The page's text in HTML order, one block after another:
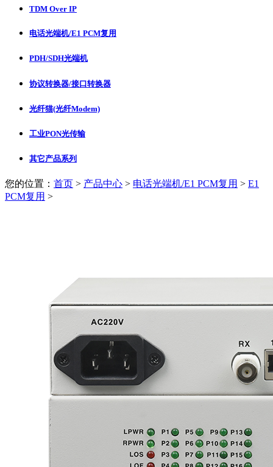
TDM Over IP
电话光端机/E1 PCM复用
PDH/SDH光端机
协议转换器/接口转换器
光纤猫(光纤Modem)
工业PON光传输
其它产品系列
您的位置： 首页 > 产品中心 > 电话光端机/E1 PCM复用 > E1
PCM复用 >